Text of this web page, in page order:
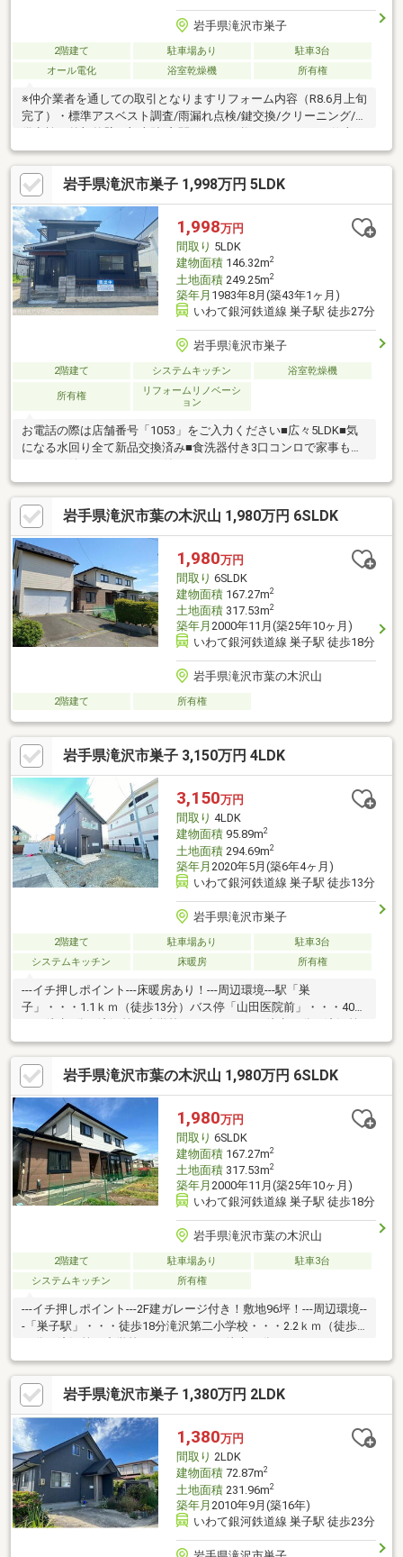
岩手県滝沢市巣子
2階建て 駐車場あり
駐車3台
オール電化
浴室乾燥機 所有権
※仲介業者を通しての取引となりますリフォーム内容（R8.6月上旬
完了）・標準アスベスト調査/雨漏れ点検/鍵交換/クリーニング/設
げ）庭部分整地・全面砕石敷き/地先ブロック設置/雪止めアング
ル設置/新規テレビアンテナ設置等・水回りキッチン交換/トイレ
交換/浴室リフォーム（パネル貼り、浴槽塗装仕上げ）等・内装
LDK・廊下床材フロアタイル張り/階段・2階洋室床カーペット貼
替/トイレ・洗面化粧台CF交換/クロス全面貼替/畳表替/建具ドア
ノブ交換等・その他設備スイッチプレート交換、照明器具交換等
岩手県滝沢市巣子 1,998万円 5LDK
1,998万円
間取り 5LDK
建物面積146.32m2
土地面積249.25m2
築年月 1983年8月(築43年1ヶ月)
いわて銀河鉄道線 巣子駅 徒歩27分
岩手県滝沢市巣子
2階建て システムキッチン 浴室乾燥機
所有権
リフォームリノベーシ
ョン
お電話の際は店舗番号「1053」をご入力ください■広々5LDK■気
になる水回り全て新品交換済み■食洗器付き3口コンロで家事も捗
岩手県滝沢市葉の木沢山 1,980万円 6SLDK
1,980万円
間取り 6SLDK
建物面積167.27m2
土地面積317.53m2
築年月 2000年11月(築25年10ヶ月)
いわて銀河鉄道線 巣子駅 徒歩18分
岩手県滝沢市葉の木沢山
2階建て 所有権
岩手県滝沢市巣子 3,150万円 4LDK
3,150万円
間取り 4LDK
建物面積95.89m2
土地面積294.69m2
築年月 2020年5月(築6年4ヶ月)
いわて銀河鉄道線 巣子駅 徒歩13分
岩手県滝沢市巣子
2階建て 駐車場あり
駐車3台
システムキッチン
床暖房 所有権
---イチ押しポイント---床暖房あり！---周辺環境---駅「巣
子」・・・1.1ｋｍ（徒歩13分）バス停「山田医院前」・・・400
二中学校・・・2.1ｋｍ（徒歩27分）
岩手県滝沢市葉の木沢山 1,980万円 6SLDK
1,980万円
間取り 6SLDK
建物面積167.27m2
土地面積317.53m2
築年月 2000年11月(築25年10ヶ月)
いわて銀河鉄道線 巣子駅 徒歩18分
岩手県滝沢市葉の木沢山
2階建て 駐車場あり
駐車3台
システムキッチン
所有権
---イチ押しポイント---2F建ガレージ付き！敷地96坪！---周辺環境--
-「巣子駅」・・・徒歩18分滝沢第二小学校・・・2.2ｋｍ（徒歩
岩手県滝沢市巣子 1,380万円 2LDK
1,380万円
間取り 2LDK
建物面積72.87m2
土地面積231.96m2
築年月 2010年9月(築16年)
いわて銀河鉄道線 巣子駅 徒歩23分